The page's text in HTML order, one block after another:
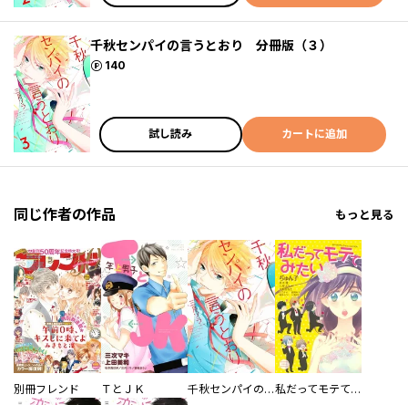
千秋センパイの言うとおり 分冊版（３）
140
ポイント
試し読み カートに追加
同じ作者の作品 もっと見る
別冊フレンド ＴとＪＫ 千秋センパイの言うとおり 私だってモテてみたい